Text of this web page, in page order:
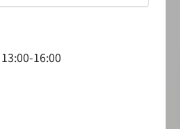
13:00-16:00